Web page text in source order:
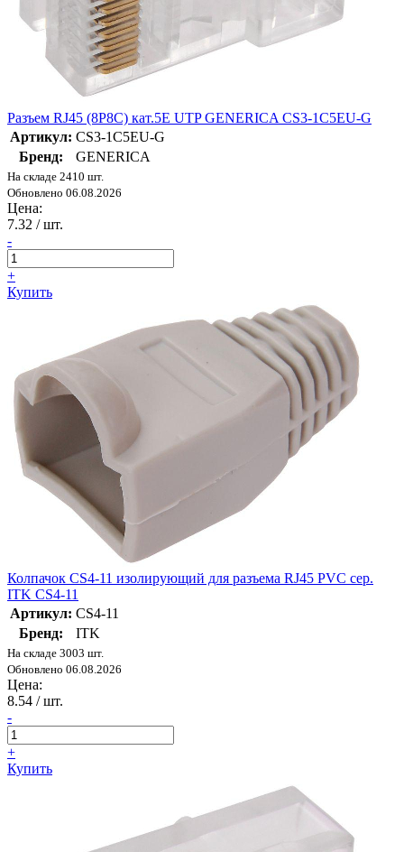
Разъем RJ45 (8P8C) кат.5E UTP GENERICA CS3-1C5EU-G
Артикул: CS3-1C5EU-G
Бренд:
GENERICA
На складе 2410 шт.
Обновлено 06.08.2026
Цена:
7.32 / шт.
-
+
Купить
Колпачок CS4-11 изолирующий для разъема RJ45 PVC сер.
ITK CS4-11
Артикул: CS4-11
Бренд:
ITK
На складе 3003 шт.
Обновлено 06.08.2026
Цена:
8.54 / шт.
-
+
Купить